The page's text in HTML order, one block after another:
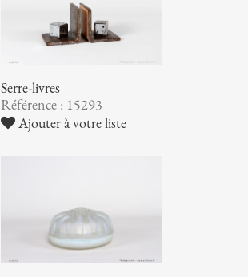
Serre-livres
Référence : 15293
Ajouter à votre liste